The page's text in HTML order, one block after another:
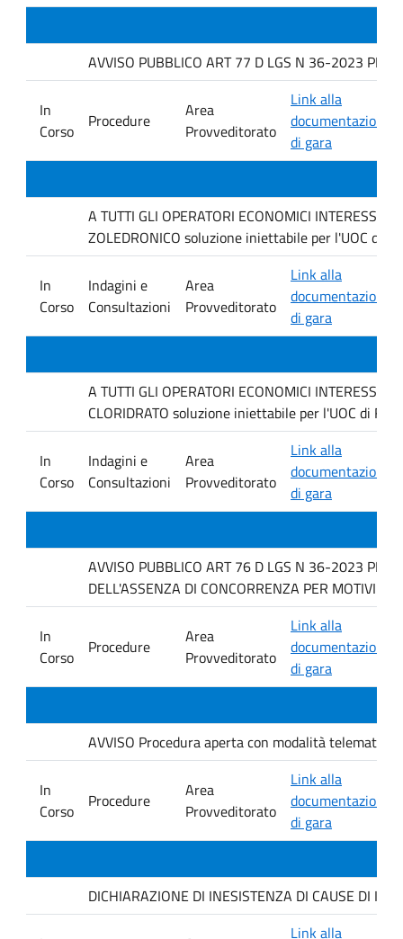
AVVISO PUBBLICO ART 77 D LGS N 36-2023 PER
In
Corso
Procedure
Area
Provveditorato
Link alla
documentazione
di gara
A TUTTI GLI OPERATORI ECONOMICI
ZOLEDRONICO soluzione iniettabile per l'UOC di
In
Corso
Indagini e
Consultazioni
Area
Provveditorato
Link alla
documentazione
di gara
A TUTTI GLI OPERATORI ECONOMICI
CLORIDRATO soluzione iniettabile per l'UOC di
In
Corso
Indagini e
Consultazioni
Area
Provveditorato
Link alla
documentazione
di gara
AVVISO PUBBLICO ART 76 D LGS N 36-2023 PER
DELL'ASSENZA DI CONCORRENZA PER MOTIVI
In
Corso
Procedure
Area
Provveditorato
Link alla
documentazione
di gara
AVVISO Procedura aperta con modalità
In
Corso
Procedure
Area
Provveditorato
Link alla
documentazione
di gara
DICHIARAZIONE DI INESISTENZA DI CAUSE DI
Link alla